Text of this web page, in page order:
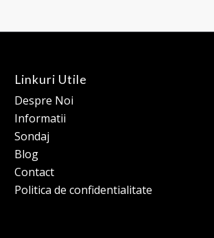
Linkuri Utile
Despre Noi
Informatii
Sondaj
Blog
Contact
Politica de confidentialitate